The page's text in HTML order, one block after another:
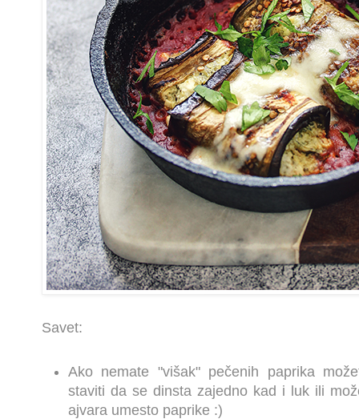
Savet:
Ako nemate "višak" pečenih paprika
staviti da se dinsta zajedno kad i luk ili
ajvara umesto paprike :)